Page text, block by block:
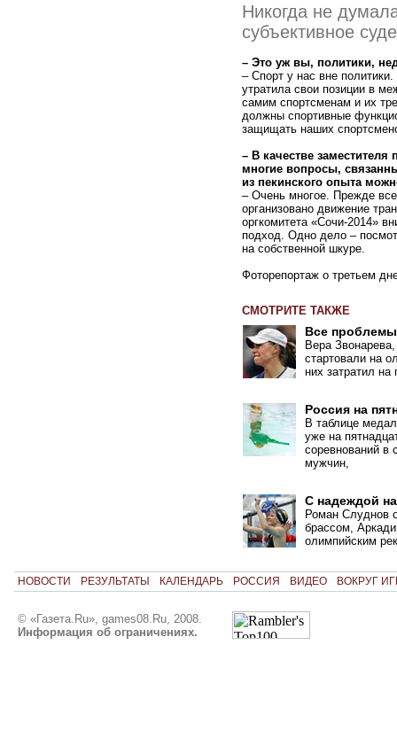
Никогда не
субъективное
– Это уж вы, политики,
– Спорт у нас вне
утратила свои позиции в
самим спортсменам и их
должны спортивные
защищать наших
– В качестве
многие вопросы,
из пекинского опыта
– Очень многое. Прежде
организовано движение
оргкомитета «Сочи-2014»
подход. Одно дело –
на собственной шкуре.
Фоторепортаж о третьем
СМОТРИТЕ ТАКЖЕ
Все проблемы
Вера
стартовали на
них затратил на
Россия на
В таблице
уже на
соревнований в
мужчин,
С надеждой
Роман Слуднов
брассом,
олимпийским
НОВОСТИ РЕЗУЛЬТАТЫ КАЛЕНДАРЬ РОССИЯ ВИДЕО ВОКРУГ
© «Газета.Ru», games08.Ru, 2008.
Информация об ограничениях.